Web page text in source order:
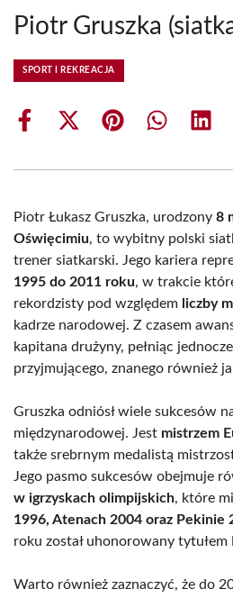
Piotr Gruszka
SPORT I REKREACJA
Share
Share
(Twitter)
Share Share
Piotr Łukasz Gruszka, urodzony 8
Oświęcimiu, to wybitny polski
trener siatkarski. Jego kariera
1995 do 2011 roku, w trakcie
rekordzisty pod względem liczby
kadrze narodowej. Z czasem
kapitana drużyny, pełniąc
przyjmującego, znanego również
Gruszka odniósł wiele sukcesów
międzynarodowej. Jest mistrzem
także srebrnym medalistą
Jego pasmo sukcesów obejmuje
w igrzyskach olimpijskich, które
1996, Atenach 2004 oraz Pekinie
roku został uhonorowany tytułem
Warto również zaznaczyć, że do